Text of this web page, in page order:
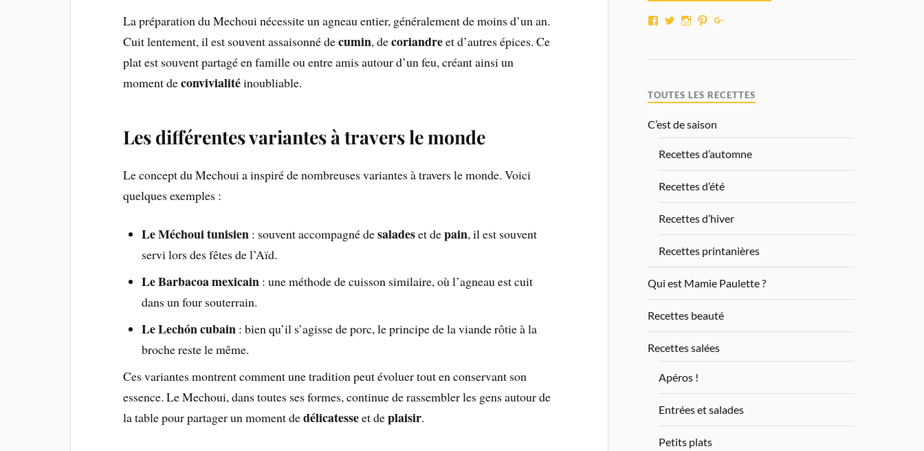
La préparation du Mechoui nécessite un agneau entier, généralement de moins d’un an.
Cuit lentement, il est souvent assaisonné decumin, decoriandreet d’autres épices. Ce
plat est souvent partagé en famille ou entre amis autour d’un feu, créant ainsi un
moment deconvivialitéinoubliable.
Les différentes variantes à travers le monde
Le concept du Mechoui a inspiré de nombreuses variantes à travers le monde. Voici
quelques exemples :
Le Méchoui tunisien: souvent accompagné desaladeset depain, il est souvent
servi lors des fêtes de l’Aïd.
Le Barbacoa mexicain: une méthode de cuisson similaire, où l’agneau est cuit
dans un four souterrain.
Le Lechón cubain: bien qu’il s’agisse de porc, le principe de la viande rôtie à la
broche reste le même.
Ces variantes montrent comment une tradition peut évoluer tout en conservant son
essence. Le Mechoui, dans toutes ses formes, continue de rassembler les gens autour de
la table pour partager un moment dedélicatesseet deplaisir.
TOUTES LES RECETTES
C’est de saison
Recettes d’automne
Recettes d’été
Recettes d’hiver
Recettes printanières
Qui est Mamie Paulette ?
Recettes beauté
Recettes salées
Apéros !
Entrées et salades
Petits plats